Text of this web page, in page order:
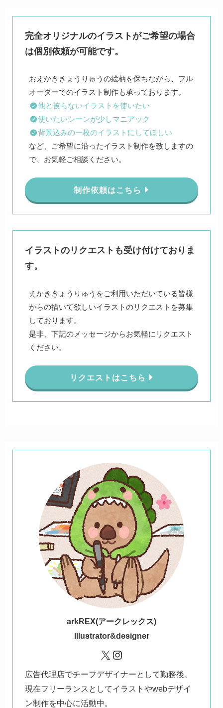
完全オリジナルのイラストがご希望の場合
は個別依頼が可能です。
おえかききょうりゅうの絵柄を保ちながら、フル
他と被らないイラストを使いたい
使いたいシーンが少しマニアック
背景込みの一枚のイラストにしてほしい
など、ご希望に沿ったイラスト制作を致しますの
で、お気軽ご相談ください。
制作依頼はこちら
イラストのリクエストも受け付けておりま
す。
えかききょうりゅうをご利用いただいている皆様
からの描いて欲しいイラストのリクエストを募集
しております。
是非、下記のメッセージからお気軽にリクエスト
ください。
リクエストはこちら
arkREX(アークレックス)
Illustrator&designer
X Instagram
広告代理店でチーフデザイナーとして勤務後、
現在フリーランスとしてイラストやwebデザイ
ン制作を中心に活動中。